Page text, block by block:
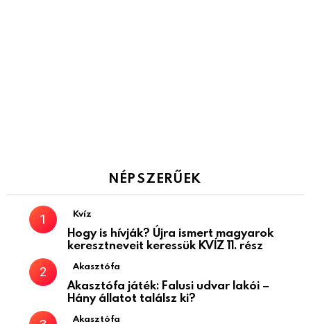
NÉPSZERŰEK
Kvíz
Hogy is hívják? Újra ismert magyarok
keresztneveit keressük KVÍZ 11. rész
Akasztófa
Akasztófa játék: Falusi udvar lakói –
Hány állatot találsz ki?
Akasztófa